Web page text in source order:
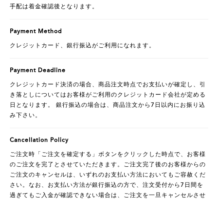
手配は着金確認後となります。
Payment Method
クレジットカード、銀行振込がご利用になれます。
Payment Deadline
クレジットカード決済の場合、商品注文時点でお支払いが確定し、引
き落としについてはお客様がご利用のクレジットカード会社が定める
日となります。 銀行振込の場合は、商品注文から7日以内にお振り込
み下さい。
Cancellation Policy
ご注文時「ご注文を確定する」ボタンをクリックした時点で、お客様
のご注文を完了とさせていただきます。ご注文完了後のお客様からの
ご注文のキャンセルは、いずれのお支払い方法においてもご容赦くだ
さい。なお、お支払い方法が銀行振込の方で、注文受付から7日間を
過ぎてもご入金が確認できない場合は、ご注文を一旦キャンセルさせ